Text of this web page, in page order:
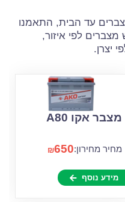
עד הבית, התאמנו
מצברים לפי איזור,
יצרן.
מצבר אקו A80
מחיר מחירון: ₪650
מידע נוסף